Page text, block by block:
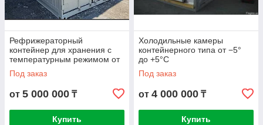
Рефрижераторный
контейнер для хранения с
температурным режимом от
-5...+10
Под заказ
от 5 000 000 ₸
Купить
Холодильные камеры
контейнерного типа от −5°
до +5°C
Под заказ
от 4 000 000 ₸
Купить